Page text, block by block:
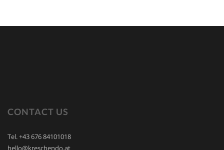
CONTACT US
Tel. +43 676 84101018
hello@kreschendo.at